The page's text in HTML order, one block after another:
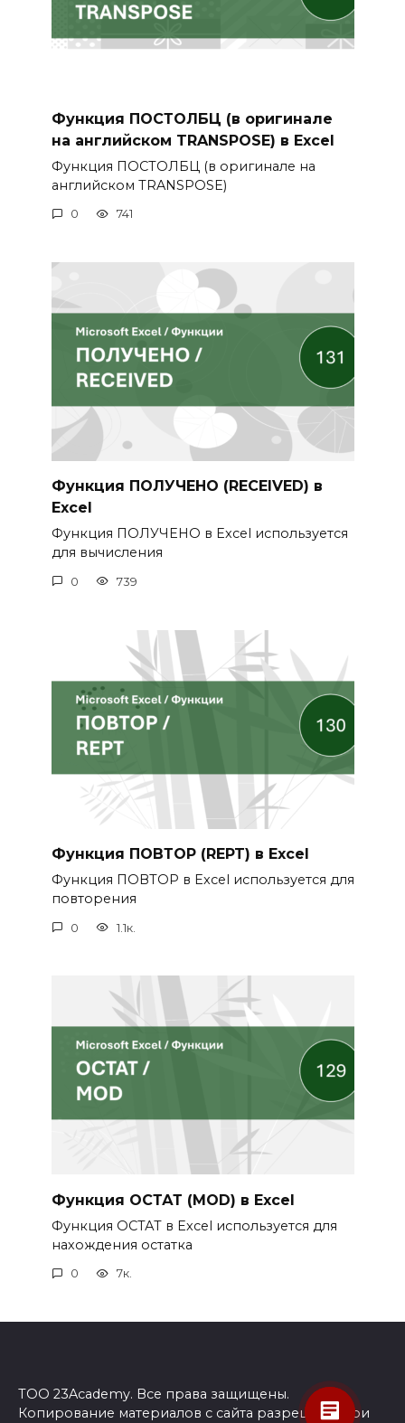
Функция ПОСТОЛБЦ (в оригинале
на английском TRANSPOSE) в Excel
Функция ПОСТОЛБЦ (в оригинале на
английском TRANSPOSE)
0 741
Функция ПОЛУЧЕНО (RECEIVED) в
Excel
Функция ПОЛУЧЕНО в Excel используется
для вычисления
0 739
Функция ПОВТОР (REPT) в Excel
Функция ПОВТОР в Excel используется для
повторения
0 1.1к.
Функция ОСТАТ (MOD) в Excel
Функция ОСТАТ в Excel используется для
нахождения остатка
0 7к.
ТОО 23Academy. Все права защищены.
Копирование материалов с сайта разрешено при